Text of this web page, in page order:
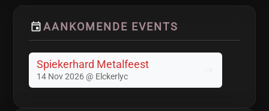
AANKOMENDE EVENTS
Spiekerhard Metalfeest
14 Nov 2026 @ Elckerlyc